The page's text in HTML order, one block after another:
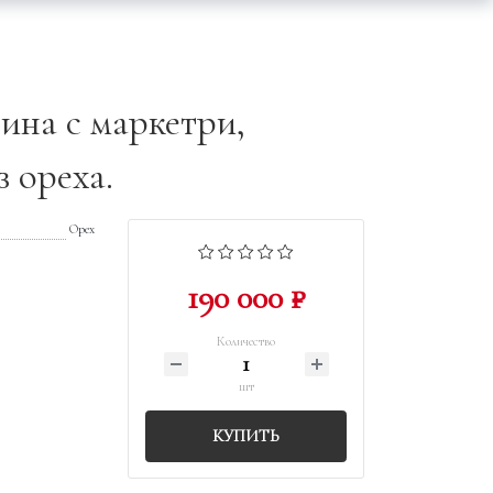
с маркетри,
ореха.
Орех
190 000 ₽
Количество
шт
КУПИТЬ